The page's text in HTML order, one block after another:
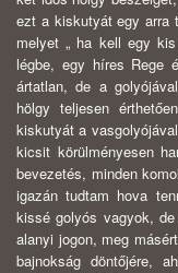
ezt a kiskutyát egy arra
melyet „ ha kell egy
légbe, egy híres Rege
ártatlan, de a
hölgy teljesen érthetően
kiskutyát a
kicsit körülményesen
bevezetés, minden
igazán tudtam hova
kissé golyós vagyok,
alanyi jogon, meg
bajnokság döntőjére,